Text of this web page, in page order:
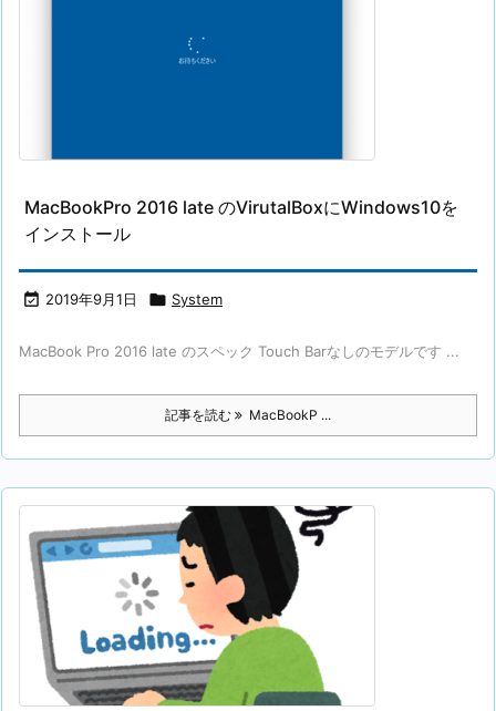
MacBookPro 2016 late のVirutalBoxにWindows10を
インストール
 2019年9月1日  System
MacBook Pro 2016 late のスペック Touch Barなしのモデルです ...
記事を読む MacBookP ...